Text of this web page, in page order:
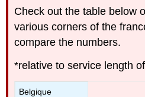
Check out the table below
various corners of the
compare the numbers.
*relative to service length
Belgique